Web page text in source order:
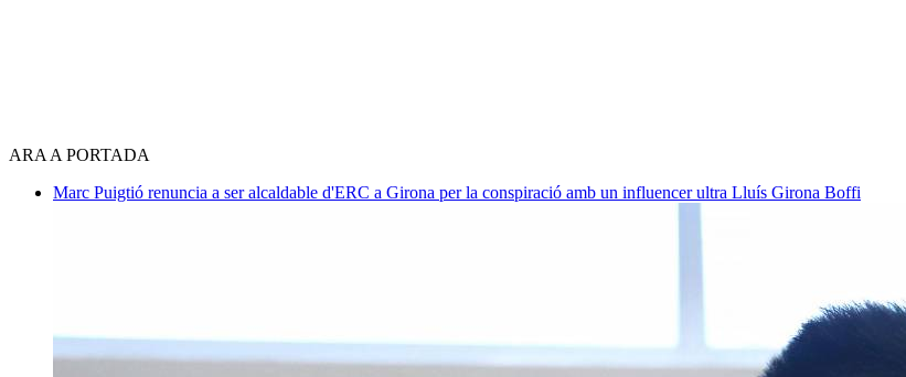
ARA A PORTADA
Marc Puigtió renuncia a ser alcaldable d'ERC a Girona per la conspiració amb un influencer ultra Lluís Girona Boffi